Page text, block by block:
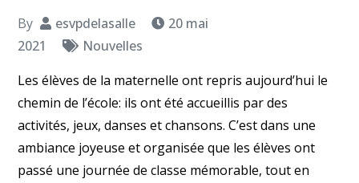
By esvpdelasalle
20 mai
2021
Nouvelles
Les élèves de la maternelle ont repris aujourd’hui le
chemin de l’école: ils ont été accueillis par des
activités, jeux, danses et chansons. C’est dans une
ambiance joyeuse et organisée que les élèves ont
passé une journée de classe mémorable, tout en